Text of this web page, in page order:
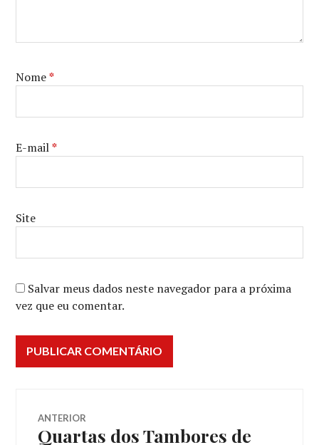
Nome*
E-mail*
Site
Salvar meus dados neste navegador para a próxima
vez que eu comentar.
Navegação
ANTERIOR
Post
Quartas dos Tambores de